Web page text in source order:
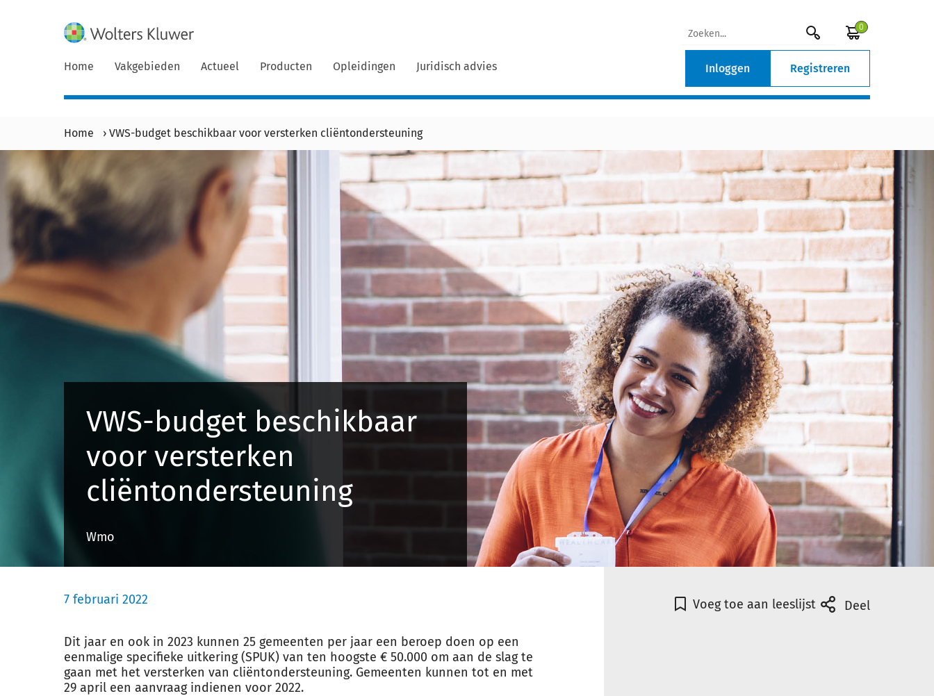
0
Home Vakgebieden Actueel Producten Opleidingen Juridisch advies Inloggen Registreren
Home › VWS-budget beschikbaar voor versterken cliëntondersteuning
VWS-budget beschikbaar
voor versterken
cliëntondersteuning
Wmo
7 februari 2022
Dit jaar en ook in 2023 kunnen 25 gemeenten per jaar een beroep doen op een
eenmalige specifieke uitkering (SPUK) van ten hoogste € 50.000 om aan de slag te
gaan met het versterken van cliëntondersteuning. Gemeenten kunnen tot en met
29 april een aanvraag indienen voor 2022.
Voeg toe aan leeslijst Deel